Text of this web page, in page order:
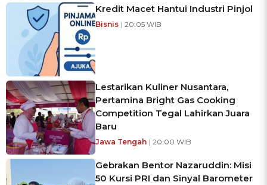
Kredit Macet Hantui Industri Pinjol
Bisnis | 20:05 WIB
Lestarikan Kuliner Nusantara,
Pertamina Bright Gas Cooking
Competition Tegal Lahirkan Juara
Baru
Jawa Tengah | 20:00 WIB
Gebrakan Bentor Nazaruddin: Misi
50 Kursi PRI dan Sinyal Barometer